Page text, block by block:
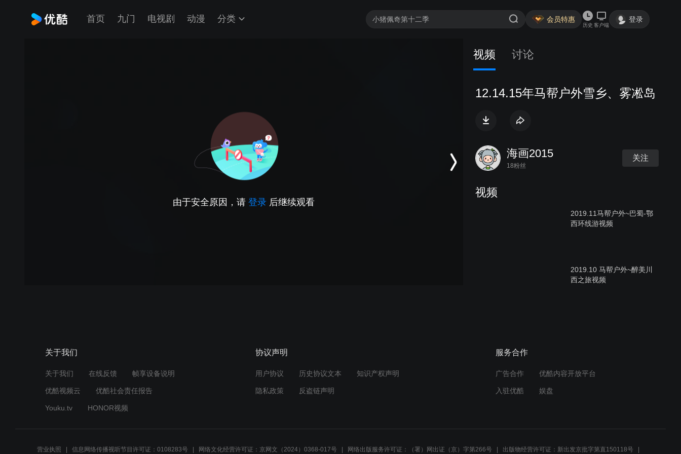
首页 九门 电视剧 动漫 分类 会员特惠
历史 客户端
登录
由于安全原因，请 登录 后继续观看
视频 讨论
12.14.15年马帮户外雪乡、雾凇岛
海画2015
18粉丝
关注
视频
2019.11马帮户外~巴蜀-鄂
西环线游视频
2019.10 马帮户外~醉美川
西之旅视频
游视频
关于我们
关于我们 在线反馈 帧享设备说明
优酷视频云 优酷社会责任报告
Youku.tv HONOR视频
协议声明
用户协议 历史协议文本 知识产权声明
隐私政策 反盗链声明
服务合作
广告合作 优酷内容开放平台
入驻优酷 娱盘
营业执照 信息网络传播视听节目许可证：0108283号 网络文化经营许可证：京网文（2024）0368-017号 网络出版服务许可证：（署）网出证（京）字第266号 出版物经营许可证：新出发京批字第直150118号